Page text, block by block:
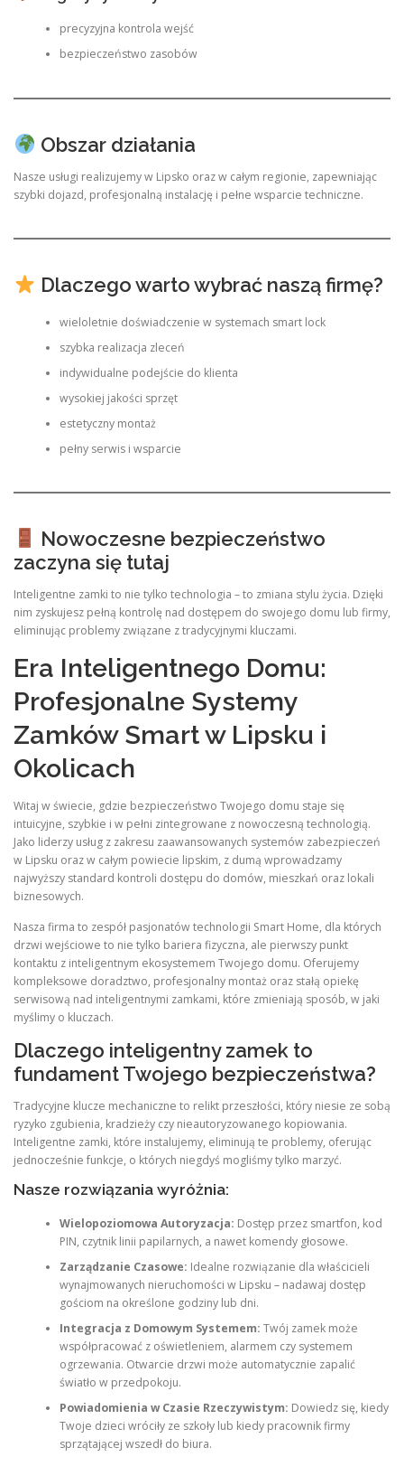
precyzyjna kontrola wejść
bezpieczeństwo zasobów
Obszar działania
Nasze usługi realizujemy w Lipsko oraz w całym regionie, zapewniając
szybki dojazd, profesjonalną instalację i pełne wsparcie techniczne.
Dlaczego warto wybrać naszą firmę?
wieloletnie doświadczenie w systemach smart lock
szybka realizacja zleceń
indywidualne podejście do klienta
wysokiej jakości sprzęt
estetyczny montaż
pełny serwis i wsparcie
Nowoczesne bezpieczeństwo
zaczyna się tutaj
Inteligentne zamki to nie tylko technologia – to zmiana stylu życia. Dzięki
nim zyskujesz pełną kontrolę nad dostępem do swojego domu lub firmy,
eliminując problemy związane z tradycyjnymi kluczami.
Era Inteligentnego Domu:
Profesjonalne Systemy
Zamków Smart w Lipsku i
Okolicach
Witaj w świecie, gdzie bezpieczeństwo Twojego domu staje się
intuicyjne, szybkie i w pełni zintegrowane z nowoczesną technologią.
Jako liderzy usług z zakresu zaawansowanych systemów zabezpieczeń
w Lipsku oraz w całym powiecie lipskim, z dumą wprowadzamy
najwyższy standard kontroli dostępu do domów, mieszkań oraz lokali
biznesowych.
Nasza firma to zespół pasjonatów technologii Smart Home, dla których
drzwi wejściowe to nie tylko bariera fizyczna, ale pierwszy punkt
kontaktu z inteligentnym ekosystemem Twojego domu. Oferujemy
kompleksowe doradztwo, profesjonalny montaż oraz stałą opiekę
serwisową nad inteligentnymi zamkami, które zmieniają sposób, w jaki
myślimy o kluczach.
Dlaczego inteligentny zamek to
fundament Twojego bezpieczeństwa?
Tradycyjne klucze mechaniczne to relikt przeszłości, który niesie ze sobą
ryzyko zgubienia, kradzieży czy nieautoryzowanego kopiowania.
Inteligentne zamki, które instalujemy, eliminują te problemy, oferując
jednocześnie funkcje, o których niegdyś mogliśmy tylko marzyć.
Nasze rozwiązania wyróżnia:
Wielopoziomowa Autoryzacja: Dostęp przez smartfon, kod
PIN, czytnik linii papilarnych, a nawet komendy głosowe.
Zarządzanie Czasowe: Idealne rozwiązanie dla właścicieli
wynajmowanych nieruchomości w Lipsku – nadawaj dostęp
gościom na określone godziny lub dni.
Integracja z Domowym Systemem: Twój zamek może
współpracować z oświetleniem, alarmem czy systemem
ogrzewania. Otwarcie drzwi może automatycznie zapalić
światło w przedpokoju.
Powiadomienia w Czasie Rzeczywistym: Dowiedz się, kiedy
Twoje dzieci wróciły ze szkoły lub kiedy pracownik firmy
sprzątającej wszedł do biura.